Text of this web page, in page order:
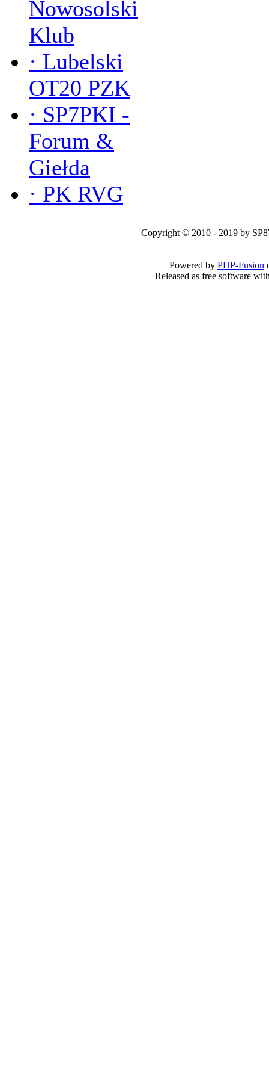
Nowosolski
Klub
· Lubelski
OT20 PZK
· SP7PKI -
Forum &
Giełda
· PK RVG
Copyright © 2010 - 2019 by
Powered by PHP-Fusion
Released as free software